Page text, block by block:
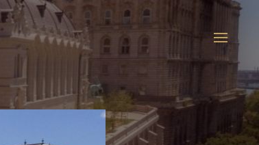
HU
EN
Aktualitások Kapcsolat